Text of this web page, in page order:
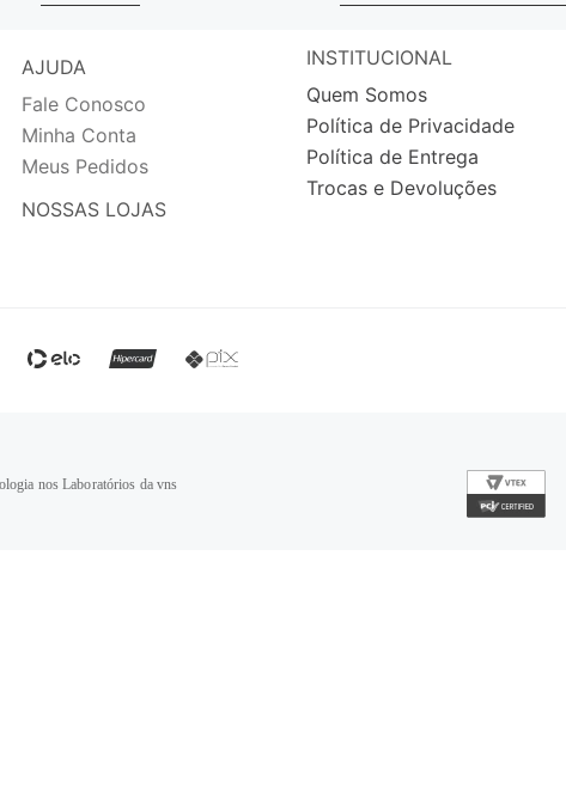
AJUDA
Fale Conosco
Minha Conta
Meus Pedidos
NOSSAS LOJAS
INSTITUCIONAL
Quem Somos
Política de Privacidade
Política de Entrega
Trocas e Devoluções
nos Laboratórios da vns